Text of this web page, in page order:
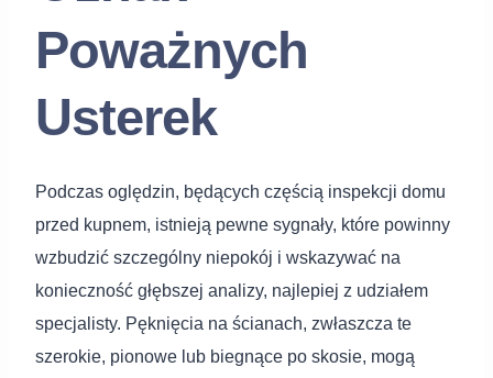
Poważnych
Usterek
Podczas oględzin, będących częścią inspekcji domu
przed kupnem, istnieją pewne sygnały, które powinny
wzbudzić szczególny niepokój i wskazywać na
konieczność głębszej analizy, najlepiej z udziałem
specjalisty. Pęknięcia na ścianach, zwłaszcza te
szerokie, pionowe lub biegnące po skosie, mogą